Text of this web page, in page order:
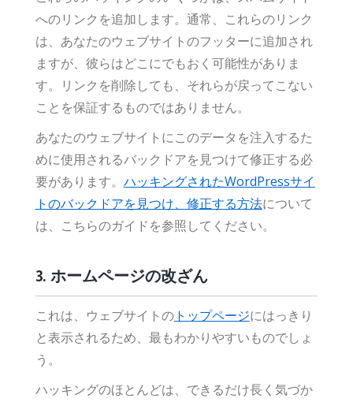
へのリンクを追加します。通常、これらのリンク
は、あなたのウェブサイトのフッターに追加され
ますが、彼らはどこにでもおく可能性がありま
す。リンクを削除しても、それらが戻ってこない
ことを保証するものではありません。
あなたのウェブサイトにこのデータを注入するた
めに使用されるバックドアを見つけて修正する必
要があります。 ハッキングされたWordPressサイ
トのバックドアを見つけ、修正する方法について
は、こちらのガイドを参照してください。
3. ホームページの改ざん
これは、ウェブサイトのトップページにはっきり
と表示されるため、最もわかりやすいものでしょ
う。
ハッキングのほとんどは、できるだけ長く気づか